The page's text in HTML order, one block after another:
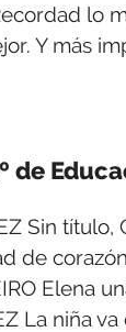
lo
Y más
de
Sin título,
de
Elena
La niña